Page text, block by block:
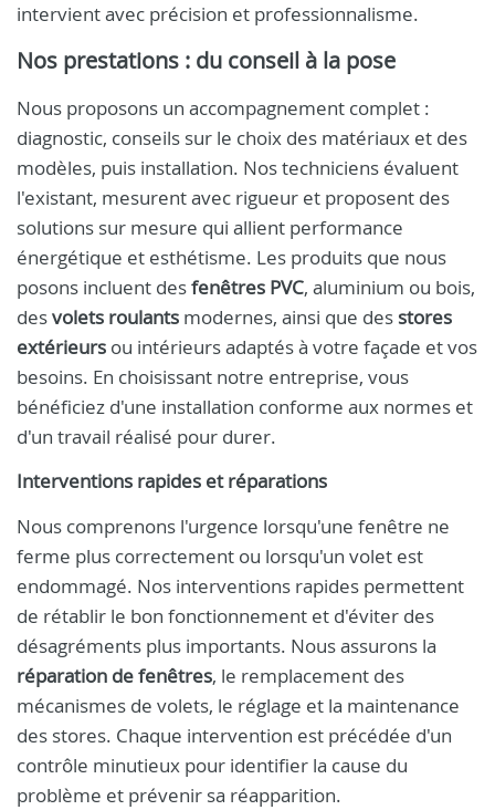
intervient avec précision et professionnalisme.
Nos prestations : du conseil à la pose
Nous proposons un accompagnement complet :
diagnostic, conseils sur le choix des matériaux et des
modèles, puis installation. Nos techniciens évaluent
l'existant, mesurent avec rigueur et proposent des
solutions sur mesure qui allient performance
énergétique et esthétisme. Les produits que nous
posons incluent desfenêtres PVC, aluminium ou bois,
desvolets roulants modernes, ainsi que des stores
extérieurs ou intérieurs adaptés à votre façade et vos
besoins. En choisissant notre entreprise, vous
bénéficiez d'une installation conforme aux normes et
d'un travail réalisé pour durer.
Interventions rapides et réparations
Nous comprenons l'urgence lorsqu'une fenêtre ne
ferme plus correctement ou lorsqu'un volet est
endommagé. Nos interventions rapides permettent
de rétablir le bon fonctionnement et d'éviter des
désagréments plus importants. Nous assurons la
réparation de fenêtres, le remplacement des
mécanismes de volets, le réglage et la maintenance
des stores. Chaque intervention est précédée d'un
contrôle minutieux pour identifier la cause du
problème et prévenir sa réapparition.